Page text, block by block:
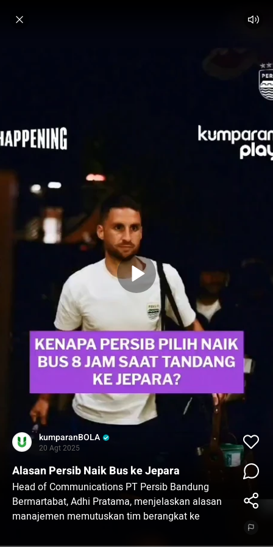
kumparanBOLA
20 Agt 2025
Alasan Persib Naik Bus ke Jepara
Head of Communications PT Persib Bandung
Bermartabat, Adhi Pratama, menjelaskan alasan
manajemen memutuskan tim berangkat ke